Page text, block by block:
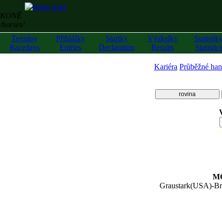
KONĚ
/horses/
Termíny
Racedays
Přihlášky
Entries
Startky
Declaration
Výsledky
Results
Statistics
Kariéra Průběžné
rovina
Graustark(USA)-